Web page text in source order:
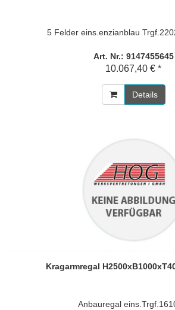
5 Felder eins.enzianblau
Art. Nr.: 9147455645
10.067,40 € *
Details
Kragarmregal
Anbauregal